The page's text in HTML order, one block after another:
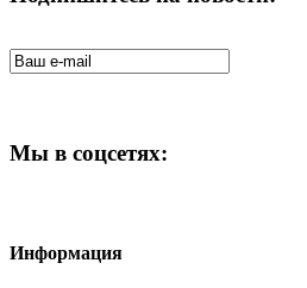
Мы в соцсетях:
Информация